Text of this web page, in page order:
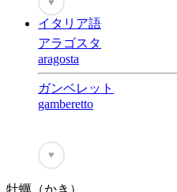
イタリア語
アラゴスタ
aragosta
ガンベレット
gamberetto
♥
牡蠣（かき）